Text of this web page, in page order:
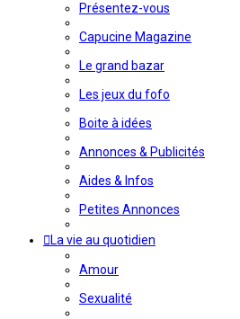
Présentez-vous
Capucine Magazine
Le grand bazar
Les jeux du fofo
Boite à idées
Annonces & Publicités
Aides & Infos
Petites Annonces
La vie au quotidien
Amour
Sexualité